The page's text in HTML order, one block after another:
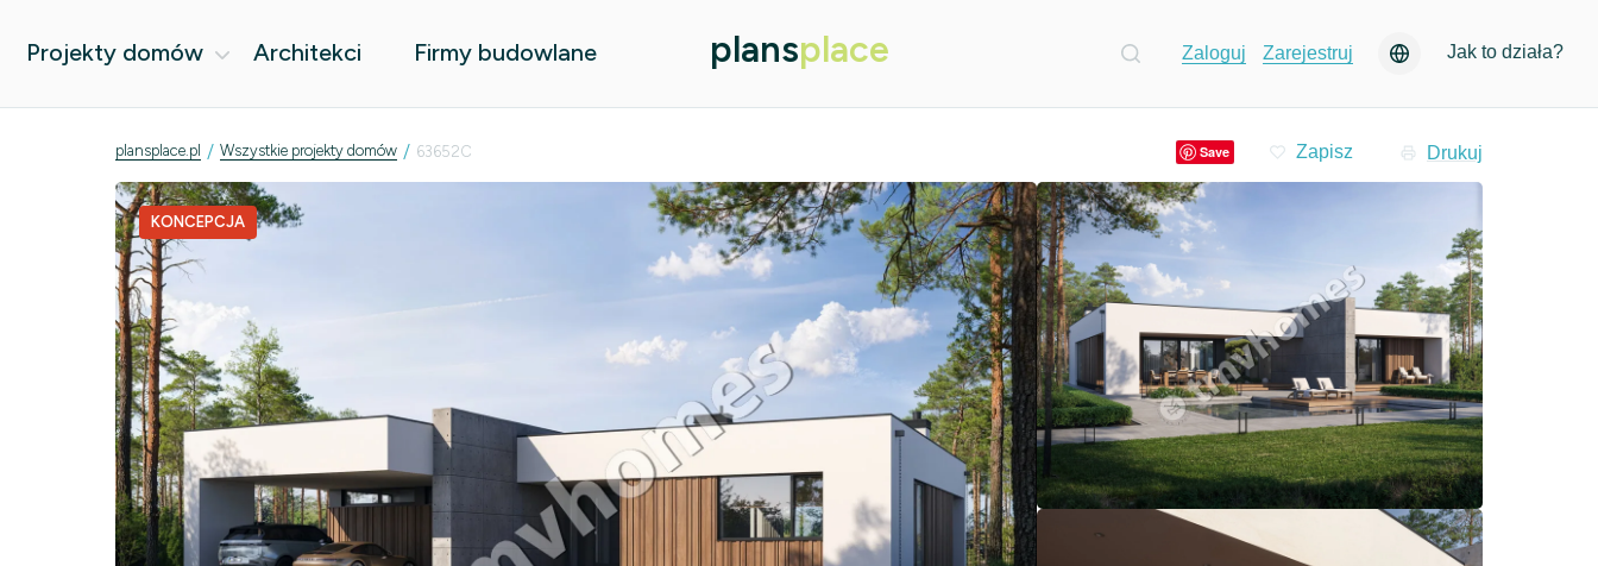
Projekty domów Architekci Firmy budowlane plansplace Zaloguj Zarejestruj Jak to działa?
plansplace.pl / Wszystkie projekty domów / 63652C Save Drukuj
KONCEPCJA